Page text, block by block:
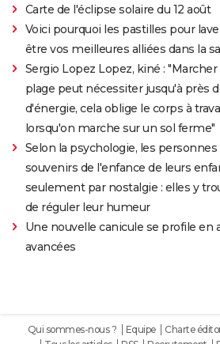
Carte de l'éclipse solaire du 12 août
Voici pourquoi les pastilles pour
être vos meilleures alliées dans la
Sergio Lopez Lopez, kiné :
plage peut nécessiter jusqu'à près
d'énergie, cela oblige le corps à
lorsqu'on marche sur un sol ferme"
Selon la psychologie, les
souvenirs de l'enfance de leurs
seulement par nostalgie : elles y
de réguler leur humeur
Une nouvelle canicule se profile en
avancées
Qui sommes-nous ? Equipe Charte